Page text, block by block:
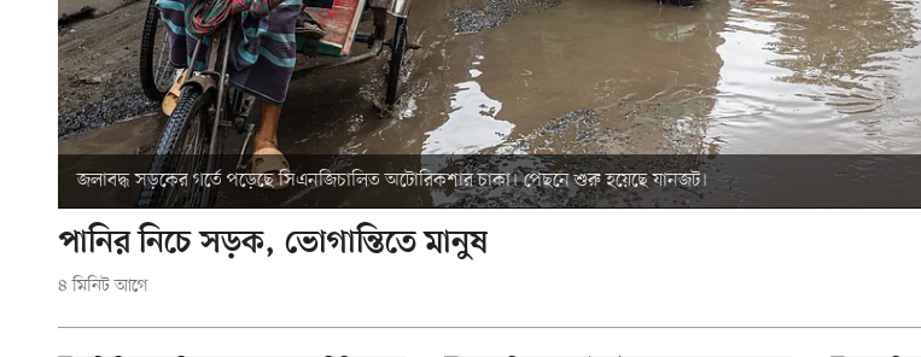
বৃষ্টির পানিতে ডুবে থাকা সড়কে মোটরসাইকেল আরোহীর ভোগান্তি।
পানির নিচে সড়ক, ভোগান্তিতে মানুষ
৪ মিনিট আগে